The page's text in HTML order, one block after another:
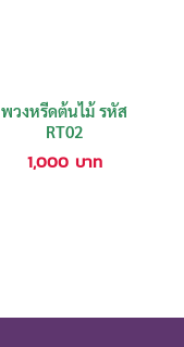
พวงหรีดต้นไม้ รหัส
RT02
1,000 บาท